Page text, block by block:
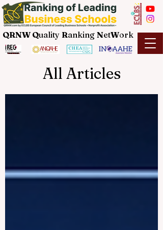
QRNW Quality Ranking NetWork
All Articles